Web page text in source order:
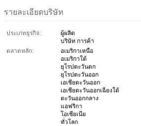
รายละเอียดบริษัท
ประเภทธุรกิจ:
ผู้ผลิต
บริษัท การค้า
ตลาดหลัก:
อเมริกาเหนือ
อเมริกาใต้
ยุโรปตะวันตก
ยุโรปตะวันออก
เอเชียตะวันออก
เอเชียตะวันออกเฉียงใต้
ตะวันออกกลาง
แอฟริกา
โอเชียเนีย
ทั่วโลก